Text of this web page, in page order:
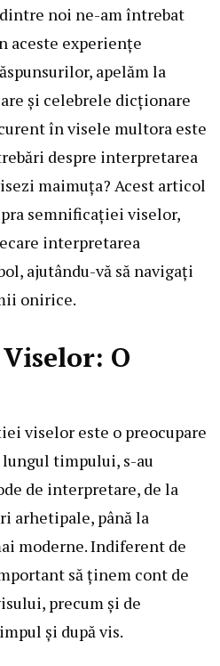
noi ne-am întrebat
aceste experiențe
apelăm la
și celebrele dicționare
în visele multora este
despre interpretarea
maimuța? Acest articol
semnificației viselor,
interpretarea
ajutându-vă să navigați
onirice.
O
viselor este o preocupare
timpului, s-au
de interpretare, de la
arhetipale, până la
moderne. Indiferent de
să ținem cont de
precum și de
și după vis.